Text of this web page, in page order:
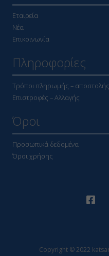
Εταιρεία
Νέα
Επικοινωνία
Πληροφορίες
Τρόποι πληρωμής – αποστολής
Επιστροφές – Αλλαγής
Όροι
Προσωπικά δεδομένα
Όροι χρήσης
Copyright © 2022